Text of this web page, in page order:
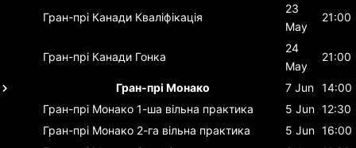
Гран-прі Канади Кваліфікація
23
May
21:00
Гран-прі Канади Гонка
24
May
21:00
Гран-прі Монако 7 Jun 14:00
Гран-прі Монако 1-ша вільна практика 5 Jun 12:30
Гран-прі Монако 2-га вільна практика 5 Jun 16:00